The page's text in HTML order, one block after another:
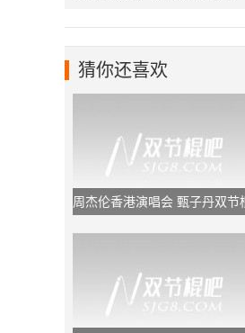
猜你还喜欢
周杰伦香港演唱会 甄子丹双节